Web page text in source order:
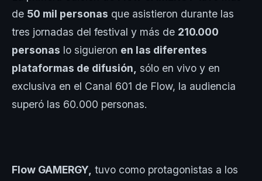
de 50 mil personas que asistieron durante las
tres jornadas del festival y más de 210.000
personas lo siguieron en las diferentes
plataformas de difusión, sólo en vivo y en
exclusiva en el Canal 601 de Flow, la audiencia
superó las 60.000 personas.
Flow GAMERGY, tuvo como protagonistas a los